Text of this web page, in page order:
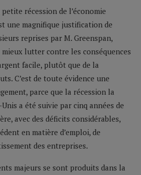
récession de l’économie
une magnifique justification de
reprises par M. Greenspan,
lutter contre les conséquences
facile, plutôt que de la
C’est de toute évidence une
parce que la récession la
a été suivie par cinq années de
avec des déficits considérables,
en matière d’emploi, de
des entreprises.
majeurs se sont produits dans la